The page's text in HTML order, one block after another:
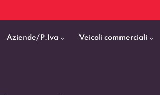
Aziende/P.Iva Veicoli commerciali